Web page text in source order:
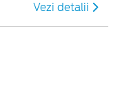
Vezi detalii